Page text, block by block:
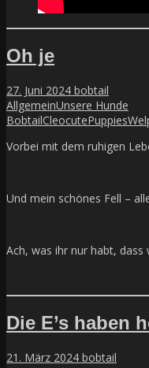
Oh je
27. Juni 2024 bobtail
AllgemeinUnsere Hunde
BobtailCleocutePuppies
Vorbei mit dem ruhigen
Und mein schönes Fell –
Ach, was ihr nur habt,
Die E’s haben
21. März 2024 bobtail